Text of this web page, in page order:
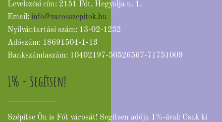
Levelezési cím: 2151 Fót, Hegyalja u. 1.
Email: info@varosszepitok.hu
Nyilvántartási szám: 13-02-1232
Adószám: 18691504-1-13
Bankszámlaszám: 10402197-50526567-71751009
1% - Segítsen!
Szépítse Ön is Fót városát! Segítsen adója 1%-ával: Csak ki